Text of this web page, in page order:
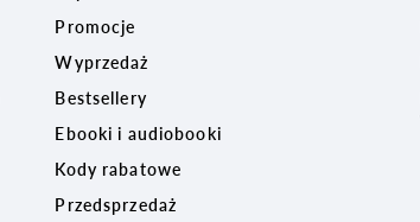
Promocje
Wyprzedaż
Bestsellery
Ebooki i audiobooki
Kody rabatowe
Przedsprzedaż